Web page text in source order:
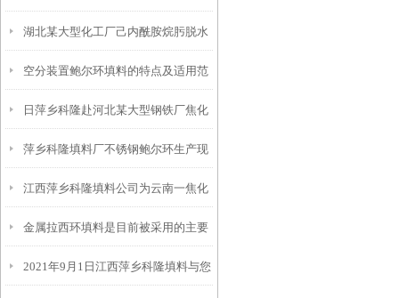
登环保球 英文名Tti-Pac填料
湖北某大型化工厂己内酰胺烷肟脱水
项目改造顺利完成 赋能生产提质增效
空分装置鲍尔环填料的特点及适用范
围分析
日萍乡科隆赴河北某大型钢铁厂焦化
分厂不锈钢孔板波纹填料及塔内件安
装现场
萍乡科隆填料厂不锈钢鲍尔环生产现
场及金属鲍尔环填料性能参数介绍
江西萍乡科隆填料公司为云南一焦化
厂客户提供脱硫塔内件方案及供货全
瓷填料
金属拉西环填料是目前被采用的主要
环形填料之一
2021年9月1日江西萍乡科隆填料与您